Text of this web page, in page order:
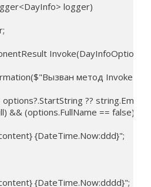
logger)
Invoke(DayInfoOptions
метод Invoke
options?.StartString ?? string.Empty;
&& (options.FullName == false))
{DateTime.Now:ddd}";
{DateTime.Now:dddd}";